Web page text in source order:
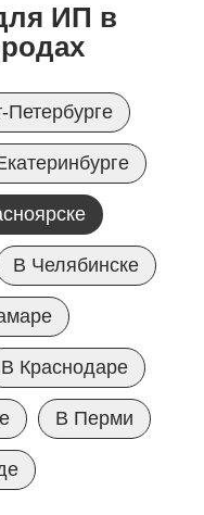
ИП в
Петербурге
В Челябинске
В Краснодаре
В Перми